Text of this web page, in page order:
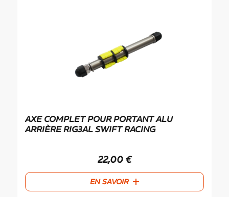
EN SAVOIR
AXE COMPLET POUR PORTANT ALU
ARRIÈRE RIG3AL SWIFT RACING
22,00 €